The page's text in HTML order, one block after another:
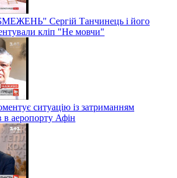
Сергій Танчинець і його
кліп "Не мовчи"
ситуацію із затриманням
в аеропорту Афін